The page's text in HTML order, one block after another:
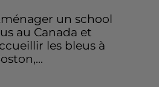
un school
au Canada et
les bleus à